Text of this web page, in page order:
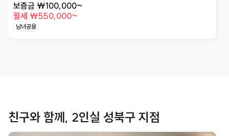
보증금 ₩100,000~
월세 ₩550,000~
남녀공용
친구와 함께, 2인실 성북구 지점